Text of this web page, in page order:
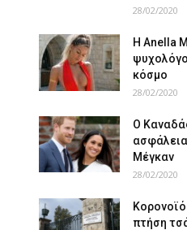
28/02/2020
Η Anella
κόσμο
28/02/2020
Ο
Μέγκαν
28/02/2020
πτήση